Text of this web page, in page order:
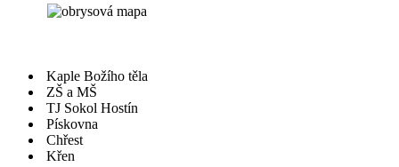
Kaple Božího těla
ZŠ a MŠ
TJ Sokol Hostín
Pískovna
Chřest
Křen